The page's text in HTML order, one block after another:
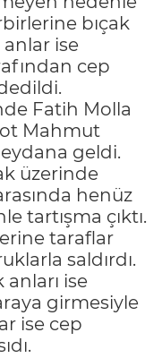
bıçak
anlar ise
cep
Fatih Molla
Mahmut
geldi.
üzerinde
henüz
tartışma çıktı.
taraflar
saldırdı.
ise
girmesiyle
ise cep